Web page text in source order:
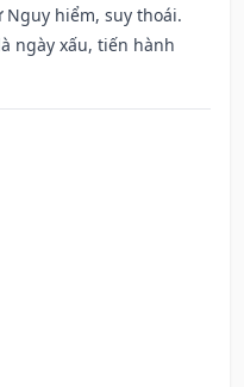
Nguy hiểm, suy thoái.
ngày xấu, tiến hành